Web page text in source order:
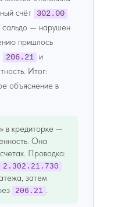
счёт
302.00
сальдо — нарушен
пришлось
206.21
и
Итог:
объяснение в
в кредиторке —
Она
Проводка:
2.302.21.730
затем
206.21 .